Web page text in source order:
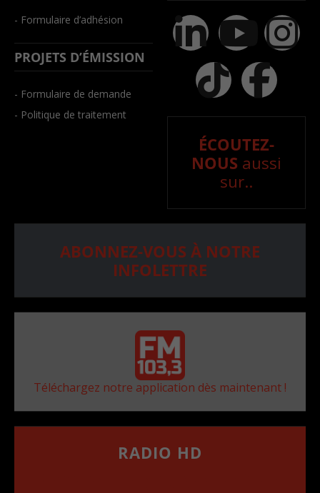
- Formulaire d’adhésion
PROJETS D’ÉMISSION
- Formulaire de demande
- Politique de traitement
ÉCOUTEZ-
NOUS aussi
sur..
ABONNEZ-VOUS À NOTRE
INFOLETTRE
Téléchargez notre application dès maintenant !
RADIO HD